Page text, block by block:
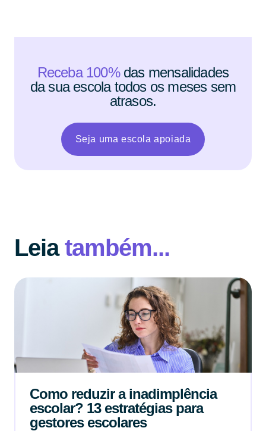
Receba 100%das mensalidades
da sua escola todos os meses sem
atrasos.
Seja uma escola apoiada
Leiatambém...
Como reduzir a inadimplência
escolar? 13 estratégias para
gestores escolares